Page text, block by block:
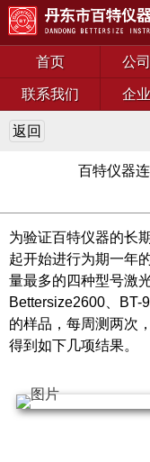
首页 公
联系我们 企
返回
百特仪器
为验证百特仪器的长
起开始进行为期一年
量最多的四种型号激
Bettersize2600、BT-
的样品，每周测两次
得到如下几项结果。